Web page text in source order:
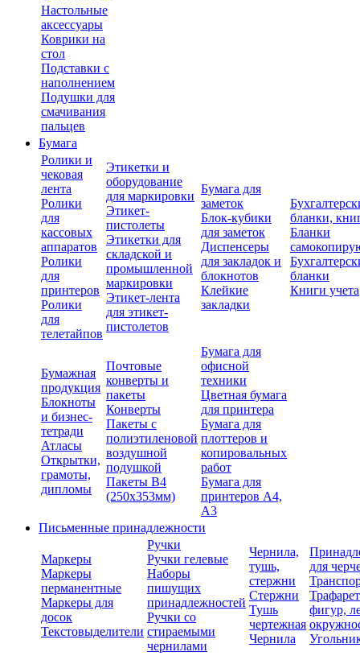
Настольные
аксессуары
Коврики на
стол
Подставки с
наполнением
Подушки для
смачивания
пальцев
Бумага
Ролики и
чековая
лента
Ролики
для
кассовых
аппаратов
Ролики
для
принтеров
Ролики
для
телетайпов
Этикетки и
оборудование
для маркировки
Этикет-
пистолеты
Этикетки для
складской и
промышленной
маркировки
Этикет-лента
для этикет-
пистолетов
Бумага для
заметок
Блок-кубики
для заметок
Диспенсеры
для закладок и
блокнотов
Клейкие
закладки
бланки,
Бланки
бланки
Книги учета
Бумажная
продукция
Блокноты
и бизнес-
тетради
Атласы
Открытки,
грамоты,
дипломы
Почтовые
конверты и
пакеты
Конверты
Пакеты с
полиэтиленовой
воздушной
подушкой
Пакеты В4
(250х353мм)
Бумага для
офисной
техники
Цветная бумага
для принтера
Бумага для
плоттеров и
копировальных
работ
Бумага для
принтеров А4,
А3
Письменные принадлежности
Маркеры
Маркеры
перманентные
Маркеры для
досок
Текстовыделители
Ручки
Ручки гелевые
Наборы
пишущих
принадлежностей
Ручки со
стираемыми
чернилами
Чернила,
тушь,
стержни
Стержни
Тушь
чертежная
Чернила
для
фигур,